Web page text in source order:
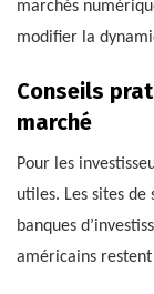
marchés
modifier la
Conseils
marché
Pour les
utiles. Les sites de
banques
américains